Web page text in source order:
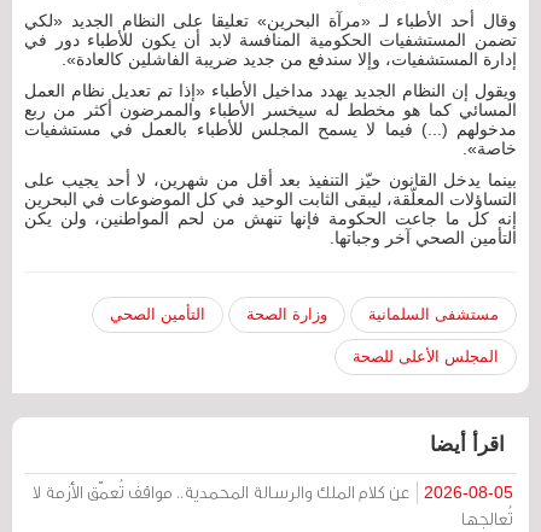
وقال أحد الأطباء لـ «مرآة البحرين» تعليقا على النظام الجديد «لكي
تضمن المستشفيات الحكومية المنافسة لابد أن يكون للأطباء دور في
إدارة المستشفيات، وإلا سندفع من جديد ضريبة الفاشلين كالعادة».
ويقول إن النظام الجديد يهدد مداخيل الأطباء «إذا تم تعديل نظام العمل
المسائي كما هو مخطط له سيخسر الأطباء والممرضون أكثر من ربع
مدخولهم (...) فيما لا يسمح المجلس للأطباء بالعمل في مستشفيات
خاصة».
بينما يدخل القانون حيّز التنفيذ بعد أقل من شهرين، لا أحد يجيب على
التساؤلات المعلّقة، ليبقى الثابت الوحيد في كل الموضوعات في البحرين
إنه كل ما جاعت الحكومة فإنها تنهش من لحم المواطنين، ولن يكن
التأمين الصحي آخر وجباتها.
مستشفى السلمانية وزارة الصحة التأمين الصحي
المجلس الأعلى للصحة
اقرأ أيضا
2026-08-05
عن كلام الملك والرسالة المحمدية.. مواقف تُعمّق الأزمة لا
تُعالجها